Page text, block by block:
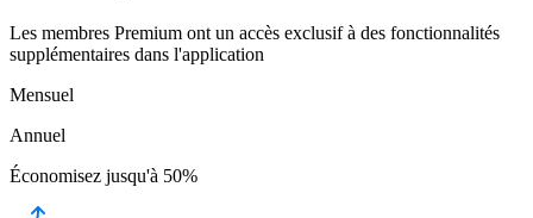
Les membres Premium ont un accès exclusif à des fonctionnalités
supplémentaires dans l'application
Mensuel
Annuel
Économisez jusqu'à 50%